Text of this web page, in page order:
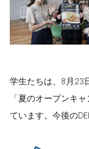
学生たちは、8月23
「夏のオープンキ
ています。今後の